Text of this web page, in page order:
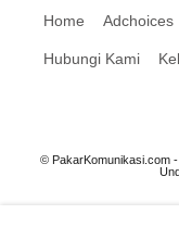
Home Adchoices
Hubungi Kami
© PakarKomunikasi.com